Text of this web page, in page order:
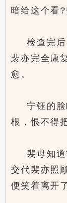
暗给这个看
检查完
裴亦完全康
愈。
宁钰的
根，恨不得
裴母知
交代裴亦照
便笑着离开